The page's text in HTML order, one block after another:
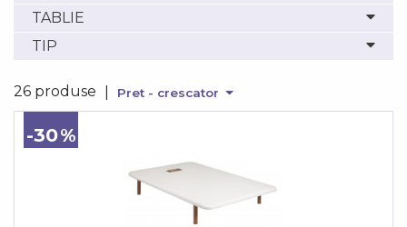
TABLIE
TIP
26 produse Pret - crescator
-30